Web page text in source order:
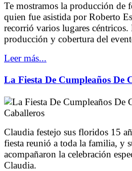
Te mostramos la producción de
quien fue asistida por Roberto
recorrió varios lugares
producción y cobertura del
Leer más...
La Fiesta De Cumpleaños De
Claudia festejo sus floridos 15
fiesta reunió a toda la familia, y
acompañaron la celebración
Claudia.